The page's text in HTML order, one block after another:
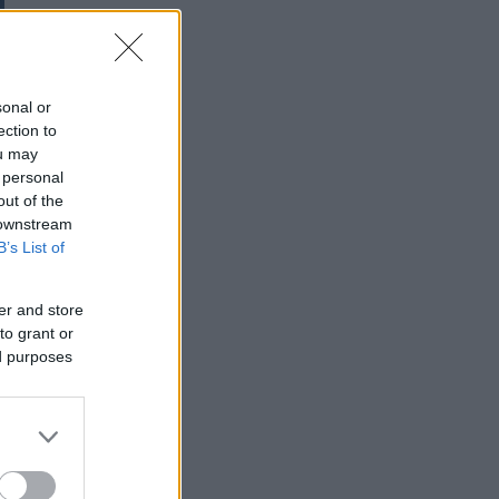
or
to
may
of the
List of
and store
grant or
purposes